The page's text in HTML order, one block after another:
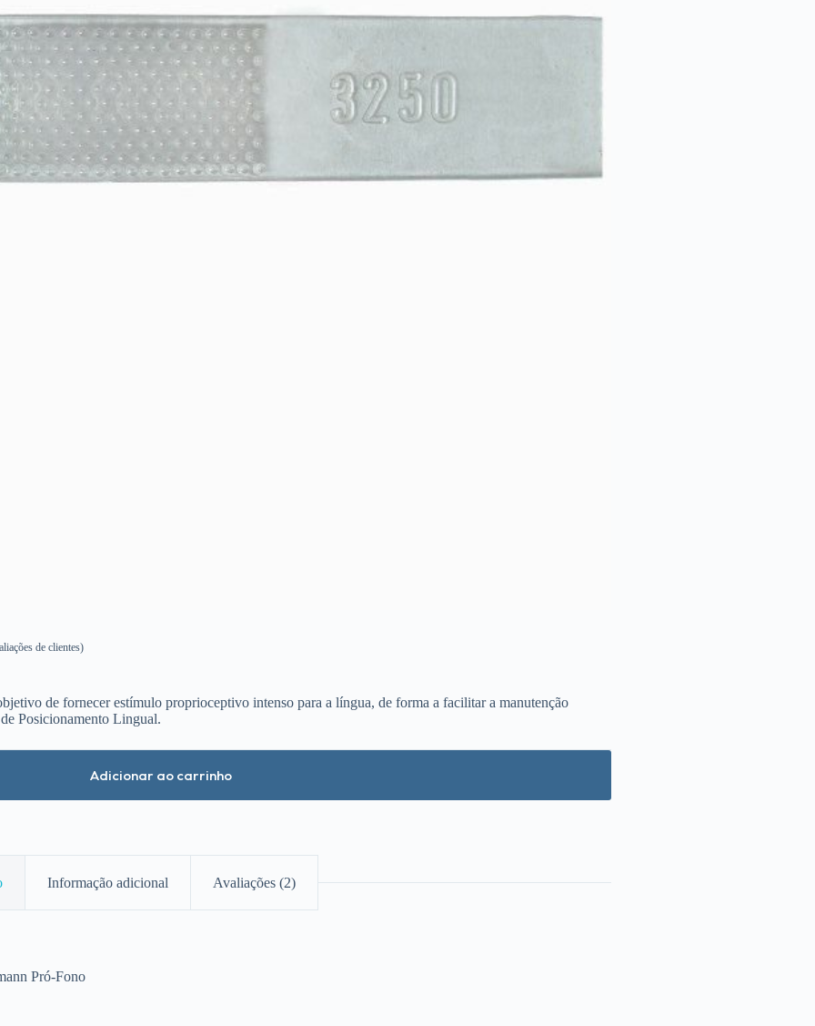
de clientes)
de fornecer estímulo proprioceptivo intenso para a língua, de forma a facilitar a manutenção
Posicionamento Lingual.
Adicionar ao carrinho
Informação adicional Avaliações (2)
Pró-Fono